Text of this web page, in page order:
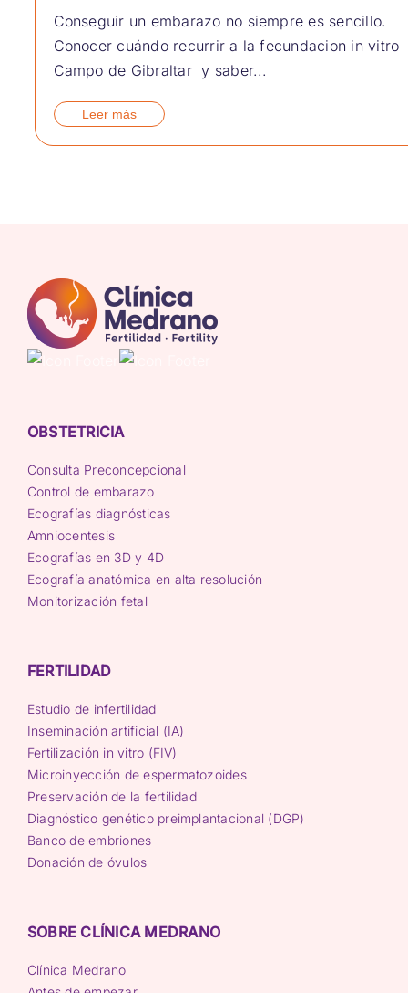
Conseguir un embarazo no siempre es sencillo.
Conocer cuándo recurrir a la fecundacion in vitro
Campo de Gibraltar y saber...
Leer más
OBSTETRICIA
Consulta Preconcepcional
Control de embarazo
Ecografías diagnósticas
Amniocentesis
Ecografías en 3D y 4D
Ecografía anatómica en alta resolución
Monitorización fetal
FERTILIDAD
Estudio de infertilidad
Inseminación artificial (IA)
Fertilización in vitro (FIV)
Microinyección de espermatozoides
Preservación de la fertilidad
Diagnóstico genético preimplantacional (DGP)
Banco de embriones
Donación de óvulos
SOBRE CLÍNICA MEDRANO
Clínica Medrano